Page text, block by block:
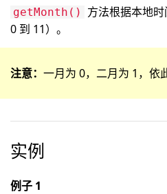
getMonth()
方法根据本地
0 到 11）。
注意： 一月为 0，二月为 1，依
实例
例子 1